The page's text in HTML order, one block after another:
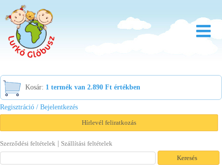
Óvoda
Család
Kosár: 1 termék van 2.890 Ft értékben
Regisztráció / Bejelentkezés
Hírlevél feliratkozás
Szerződési feltételek | Szállítási feltételek